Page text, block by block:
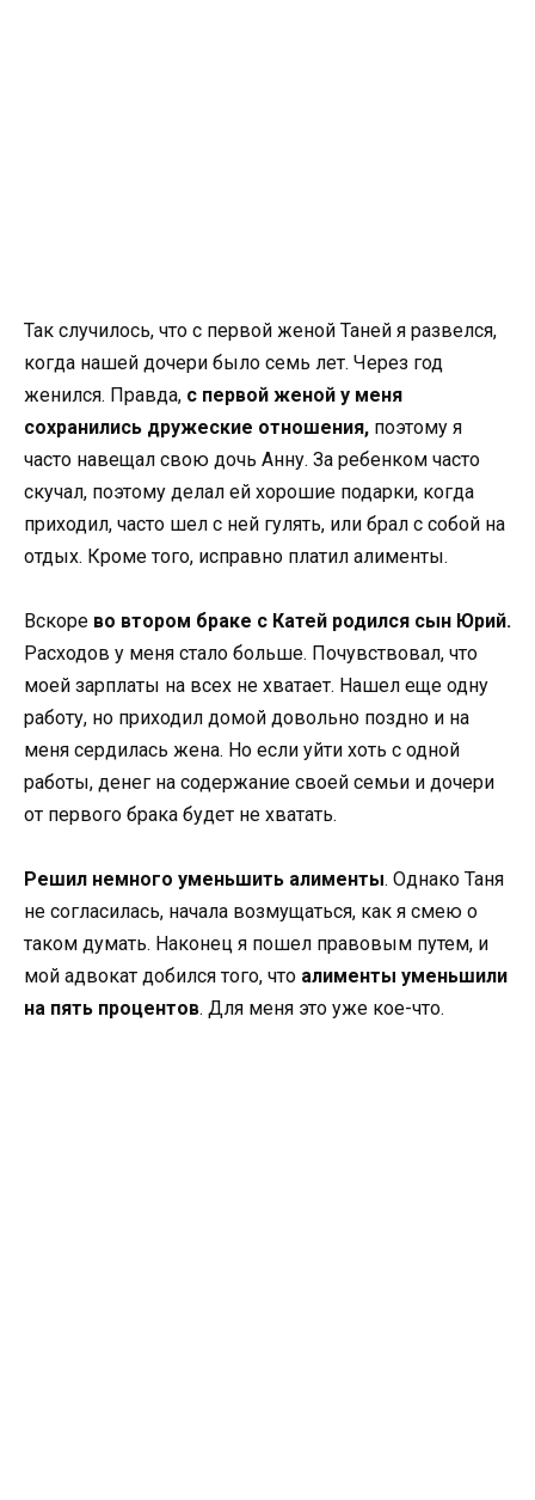
Так случилось, что с первой женой Таней я развелся,
когда нашей дочери было семь лет. Через год
женился. Правда, с первой женой у меня
сохранились дружеские отношения, поэтому я
часто навещал свою дочь Анну. За ребенком часто
скучал, поэтому делал ей хорошие подарки, когда
приходил, часто шел с ней гулять, или брал с собой на
отдых. Кроме того, исправно платил алименты.
Вскоре во втором браке с Катей родился сын Юрий.
Расходов у меня стало больше. Почувствовал, что
моей зарплаты на всех не хватает. Нашел еще одну
работу, но приходил домой довольно поздно и на
меня сердилась жена. Но если уйти хоть с одной
работы, денег на содержание своей семьи и дочери
от первого брака будет не хватать.
Решил немного уменьшить алименты. Однако Таня
не согласилась, начала возмущаться, как я смею о
таком думать. Наконец я пошел правовым путем, и
мой адвокат добился того, что алименты уменьшили
на пять процентов. Для меня это уже кое-что.